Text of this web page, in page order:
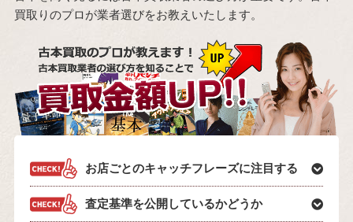
買取りのプロが業者選びをお教えいたします。
お店ごとのキャッチフレーズに注目する
査定基準を公開しているかどうか